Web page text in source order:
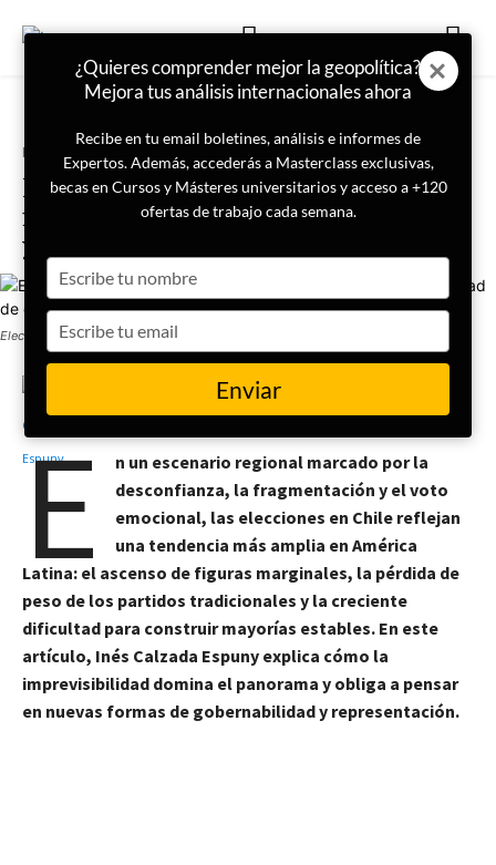
Portada
Elecciones en Chile:
imprevisibilidad, nuevos actores
y necesidad de coalición
Elecciones en Chile imprevisibilidad, nuevos actores y necesidad de coalición
Inés Calzada Espuny 22 de octubre de 2025
E
n un escenario regional marcado por la
desconfianza, la fragmentación y el voto
emocional, las elecciones en Chile reflejan
una tendencia más amplia en América
Latina: el ascenso de figuras marginales, la pérdida de
peso de los partidos tradicionales y la creciente
dificultad para construir mayorías estables. En este
artículo, Inés Calzada Espuny explica cómo la
imprevisibilidad domina el panorama y obliga a pensar
en nuevas formas de gobernabilidad y representación.
¿Quieres comprender mejor la geopolítica?
Mejora tus análisis internacionales ahora
Recibe en tu email boletines, análisis e informes de
Expertos. Además, accederás a Masterclass exclusivas,
becas en Cursos y Másteres universitarios y acceso a +120
ofertas de trabajo cada semana.
your
name
your
email
Enviar